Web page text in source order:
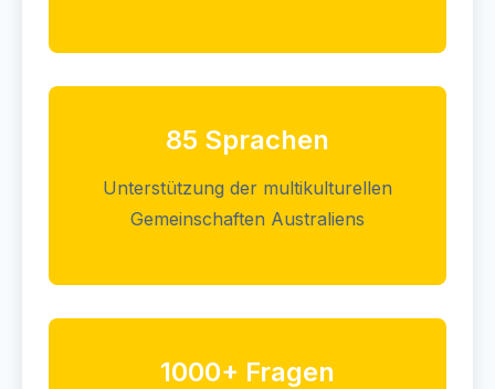
85 Sprachen
Unterstützung der multikulturellen
Gemeinschaften Australiens
1000+ Fragen